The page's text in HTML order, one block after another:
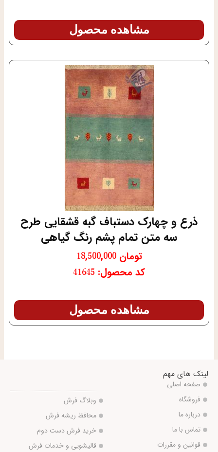
مشاهده محصول
ذرع و چهارک دستباف گبه قشقایی طرح
سه متن تمام پشم رنگ گیاهی
تومان 18,500,000
کد محصول: 41645
مشاهده محصول
لینک های مهم
صفحه اصلی
فروشگاه
درباره ما
تماس با ما
قوانین و مقررات
وبلاگ فرش
محافظ ریشه فرش
خرید فرش دست دوم
قالیشویی و خدمات فرش